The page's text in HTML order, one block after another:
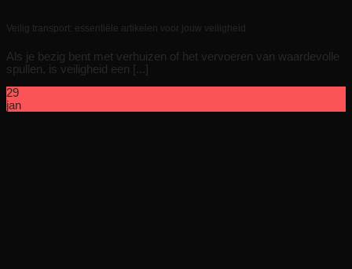
Veilig transport: essentiële artikelen voor jouw veiligheid
Als je bezig bent met verhuizen of het vervoeren van waardevolle
spullen, is veiligheid een [...]
29
jan